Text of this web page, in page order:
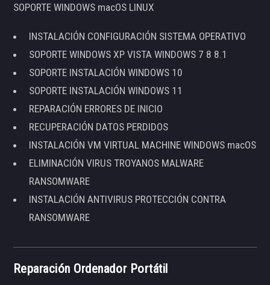
SOPORTE WINDOWS macOS LINUX
INSTALACIÓN CONFIGURACIÓN SISTEMA OPERATIVO
SOPORTE WINDOWS XP VISTA WINDOWS 7 8 8.1
SOPORTE INSTALACIÓN WINDOWS 10
SOPORTE INSTALACIÓN WINDOWS 11
REPARACIÓN ERRORES DE INICIO
RECUPERACIÓN DATOS PERDIDOS
INSTALACIÓN VM VIRTUAL MACHINE WINDOWS macOS
ELIMINACIÓN VIRUS TROYANOS MALWARE
RANSOMWARE
INSTALACIÓN ANTIVIRUS PROTECCIÓN CONTRA
RANSOMWARE
Reparación Ordenador Portátil